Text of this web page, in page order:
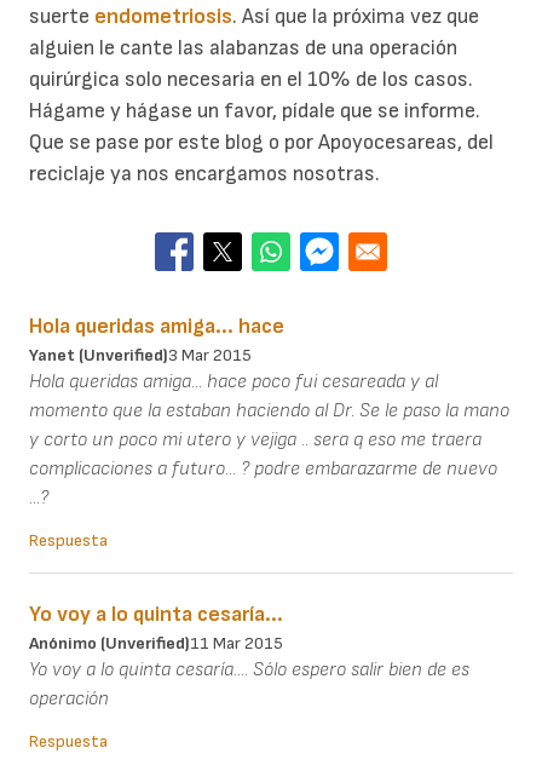
suerte endometriosis. Así que la próxima vez que
alguien le cante las alabanzas de una operación
quirúrgica solo necesaria en el 10% de los casos.
Hágame y hágase un favor, pídale que se informe.
Que se pase por este blog o por Apoyocesareas, del
reciclaje ya nos encargamos nosotras.
Hola queridas amiga... hace
Yanet (unverified)3 Mar 2015
Hola queridas amiga... hace poco fui cesareada y al
momento que la estaban haciendo al Dr. Se le paso la mano
y corto un poco mi utero y vejiga .. sera q eso me traera
complicaciones a futuro... ? podre embarazarme de nuevo
...?
Respuesta
Yo voy a lo quinta cesaría...
Anónimo (unverified)11 Mar 2015
Yo voy a lo quinta cesaría.... Sólo espero salir bien de es
operación
Respuesta